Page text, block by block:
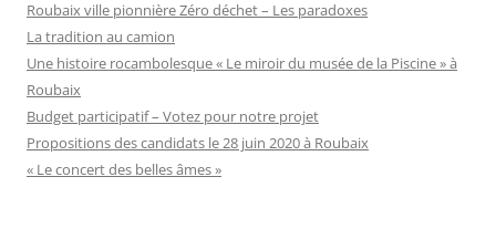
Roubaix ville pionnière Zéro déchet – Les paradoxes
La tradition au camion
Une histoire rocambolesque « Le miroir du musée de la Piscine » à
Roubaix
Budget participatif – Votez pour notre projet
Propositions des candidats le 28 juin 2020 à Roubaix
« Le concert des belles âmes »